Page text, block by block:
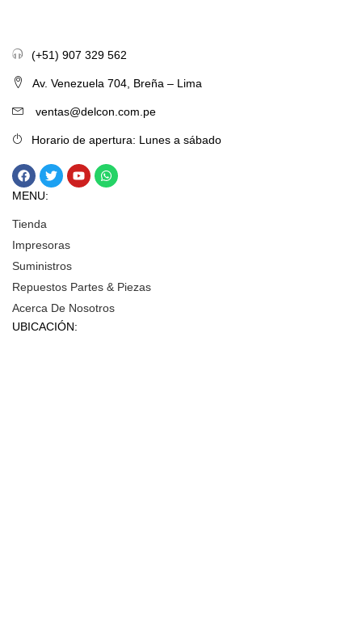
(+51) 907 329 562
Av. Venezuela 704, Breña – Lima
ventas@delcon.com.pe
Horario de apertura: Lunes a sábado
MENU:
Tienda
Impresoras
Suministros
Repuestos Partes & Piezas
Acerca De Nosotros
UBICACIÓN: